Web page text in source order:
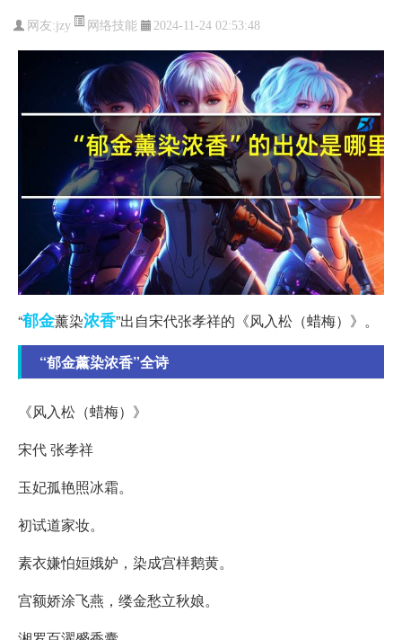
网友:jzy 网络技能 2024-11-24 02:53:48
“郁金薰染浓香”出自宋代张孝祥的《风入松（蜡梅）》。
“郁金薰染浓香”全诗
《风入松（蜡梅）》
宋代 张孝祥
玉妃孤艳照冰霜。
初试道家妆。
素衣嫌怕姮娥妒，染成宫样鹅黄。
宫额娇涂飞燕，缕金愁立秋娘。